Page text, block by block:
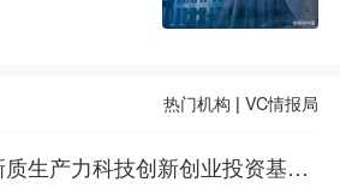
热门机构 |VC情报局
生产力科技创新创业投资基金